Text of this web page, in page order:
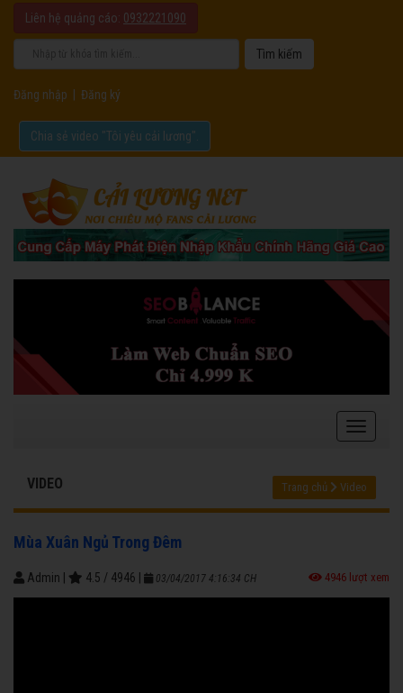
Liên hệ quảng cáo: 0932221090
Đăng nhập Đăng ký
Chia sẻ video "Tôi yêu cải lương".
VIDEO Trang chủ Video
Mùa Xuân Ngủ Trong Đêm
Admin 4.5 / 4946 03/04/2017 4:16:34 CH 4946 lượt xem